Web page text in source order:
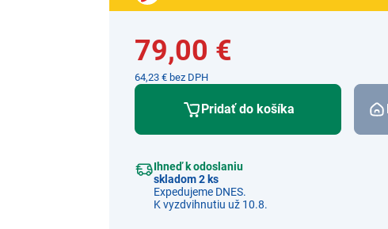
79,00 €
64,23 € bez DPH
Pridať do košíka
Ihneď k odoslaniu
skladom 2 ks
Expedujeme DNES.
K vyzdvihnutiu už 10.8.